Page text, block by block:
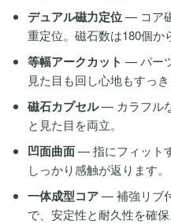
デュアル磁力定位— コア
重定位。磁石数は180個か
等幅アークカット — パー
見た目も回し心地もすっき
磁石カプセル— カラフル
と見た目を両立。
凹面曲面— 指にフィット
しっかり感触が返ります。
一体成型コア— 補強リブ
で、安定性と耐久性を確保